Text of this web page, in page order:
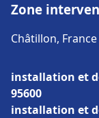
Zone
Châtillon, France
installation et
95600
installation et